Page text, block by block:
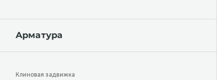
Арматура
Клиновая задвижка